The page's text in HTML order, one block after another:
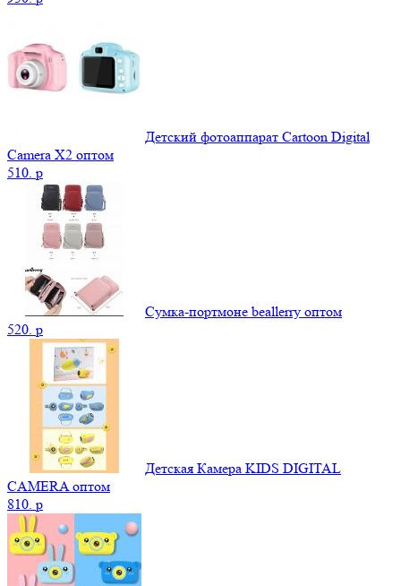
Детский фотоаппарат Cartoon Digital
Camera X2 оптом
510. p
Сумка-портмоне beallerry оптом
520. p
Детская Камера KIDS DIGITAL
CAMERA оптом
810. p